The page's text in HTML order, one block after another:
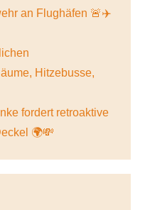
an Flughäfen 🚨✈️
Hitzebusse,
fordert retroaktive
🌍💸